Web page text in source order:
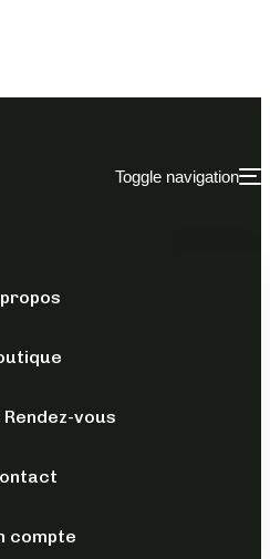
Toggle navigation
vous
compte